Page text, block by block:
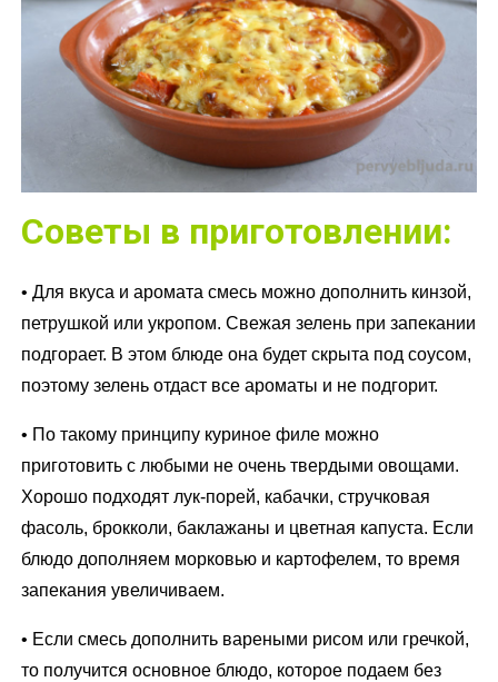
Советы в приготовлении:
• Для вкуса и аромата смесь можно дополнить кинзой,
петрушкой или укропом. Свежая зелень при запекании
подгорает. В этом блюде она будет скрыта под соусом,
поэтому зелень отдаст все ароматы и не подгорит.
• По такому принципу куриное филе можно
приготовить с любыми не очень твердыми овощами.
Хорошо подходят лук-порей, кабачки, стручковая
фасоль, брокколи, баклажаны и цветная капуста. Если
блюдо дополняем морковью и картофелем, то время
запекания увеличиваем.
• Если смесь дополнить вареными рисом или гречкой,
то получится основное блюдо, которое подаем без